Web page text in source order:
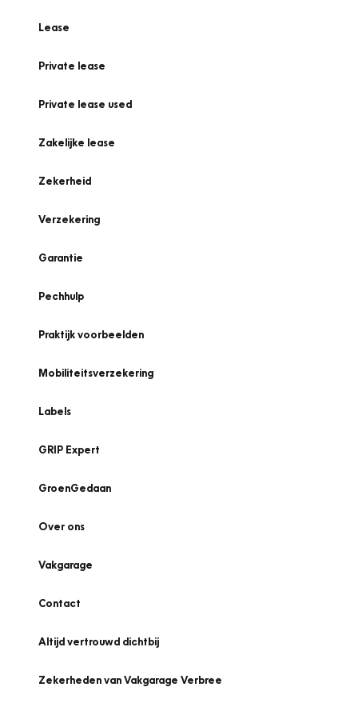
Lease
Private lease
Private lease used
Zakelijke lease
Zekerheid
Verzekering
Garantie
Pechhulp
Praktijk voorbeelden
Mobiliteitsverzekering
Labels
GRIP Expert
GroenGedaan
Over ons
Vakgarage
Contact
Altijd vertrouwd dichtbij
Zekerheden van Vakgarage Verbree